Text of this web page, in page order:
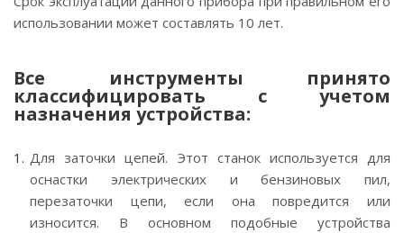
использовании может составлять 10 лет.
Все инструменты принято
классифицировать с учетом
назначения устройства:
Для заточки цепей. Этот станок используется для
оснастки электрических и бензиновых пил,
перезаточки цепи, если она повредится или
износится. В основном подобные устройства